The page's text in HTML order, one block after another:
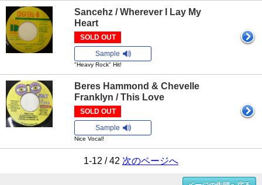
Sancehz / Wherever I Lay My
Heart
SOLD OUT
Sample
"Heavy Rock" Hit!
Beres Hammond & Chevelle
Franklyn / This Love
SOLD OUT
Sample
Nice Vocal!
1-12 / 42 次のページへ